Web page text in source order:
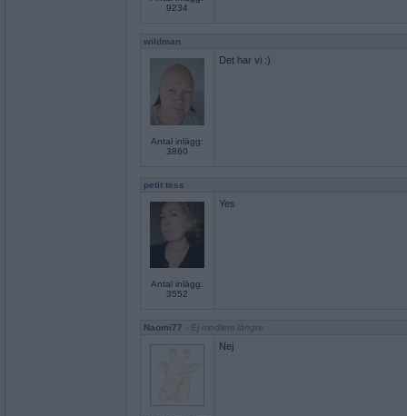
9234
wildman
Antal inlägg:
3860
Det har vi :)
petit tess
Antal inlägg:
3552
Yes
Naomi77 - Ej medlem längre
Nej